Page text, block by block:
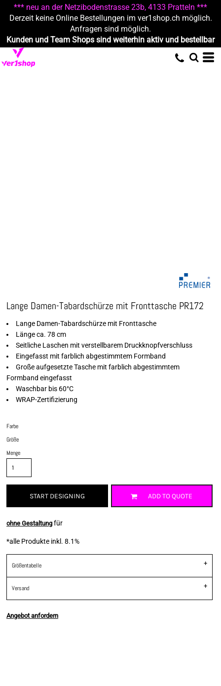
*** neu an der Netzibodenstrasse 23b, 4133 Pratteln ***
Derzeit keine Online Bestellungen im ver1shop.ch möglich.
Anfragen sind möglich.
Kunden und Team Shops sind weiterhin aktiv und bestellbar
Lange Damen-Tabardschürze mit Fronttasche PR172
Lange Damen-Tabardschürze mit Fronttasche
Länge ca. 78 cm
Seitliche Laschen mit verstellbarem Druckknopfverschluss
Eingefasst mit farblich abgestimmtem Formband
Große aufgesetzte Tasche mit farblich abgestimmtem
Formband eingefasst
Waschbar bis 60°C
WRAP-Zertifizierung
Farbe
Größe
Menge
START DESIGNING ADD TO QUOTE
ohne Gestaltung für
*alle Produkte inkl. 8.1%
Größentabelle
Versand
Angebot anfordern